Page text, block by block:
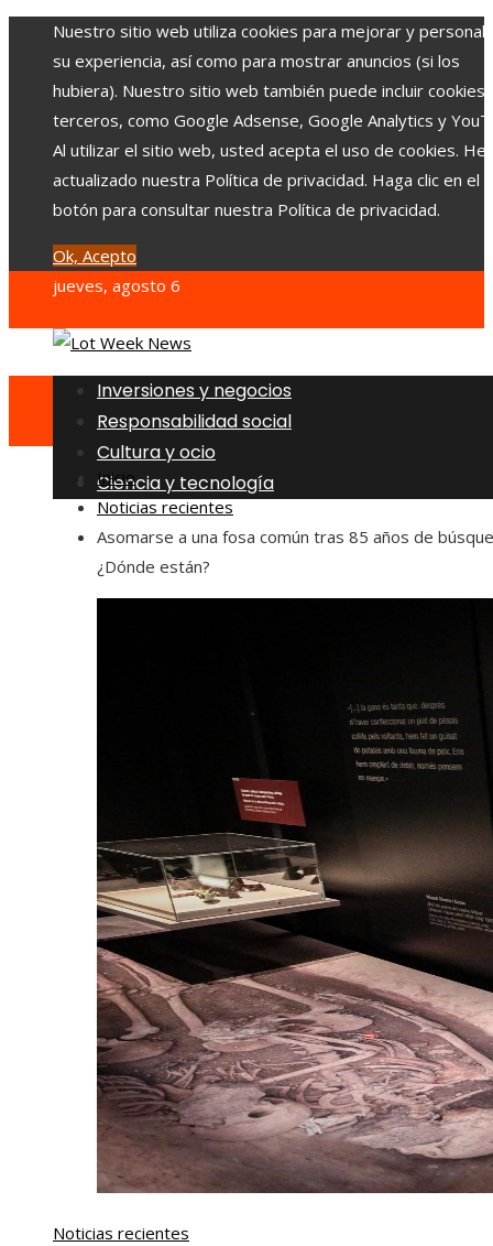
Nuestro sitio web utiliza cookies para mejorar y
su experiencia, así como para mostrar anuncios (si los
hubiera). Nuestro sitio web también puede incluir cookies
terceros, como Google Adsense, Google Analytics y
Al utilizar el sitio web, usted acepta el uso de cookies.
actualizado nuestra Política de privacidad. Haga clic en el
botón para consultar nuestra Política de privacidad.
Ok, Acepto
jueves, agosto 6
Inversiones y negocios
Responsabilidad social
Cultura y ocio
Ciencia y tecnología
Inicio
Noticias recientes
Asomarse a una fosa común tras 85 años de
¿Dónde están?
Noticias recientes